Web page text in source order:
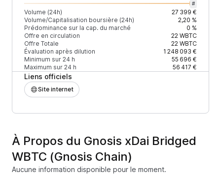
#
Volume (24h)
27 399 €
Volume/Capitalisation boursière (24h)
2,20 %
Prédominance sur la cap. du marché
0 %
Offre en circulation
22WBTC
Offre Totale
22WBTC
Évaluation après dilution
1 248 093 €
Minimum sur 24 h
55 696 €
Maximum sur 24 h
56 417 €
Liens officiels
Site internet
À Propos du Gnosis xDai Bridged
WBTC (Gnosis Chain)
Aucune information disponible pour le moment.